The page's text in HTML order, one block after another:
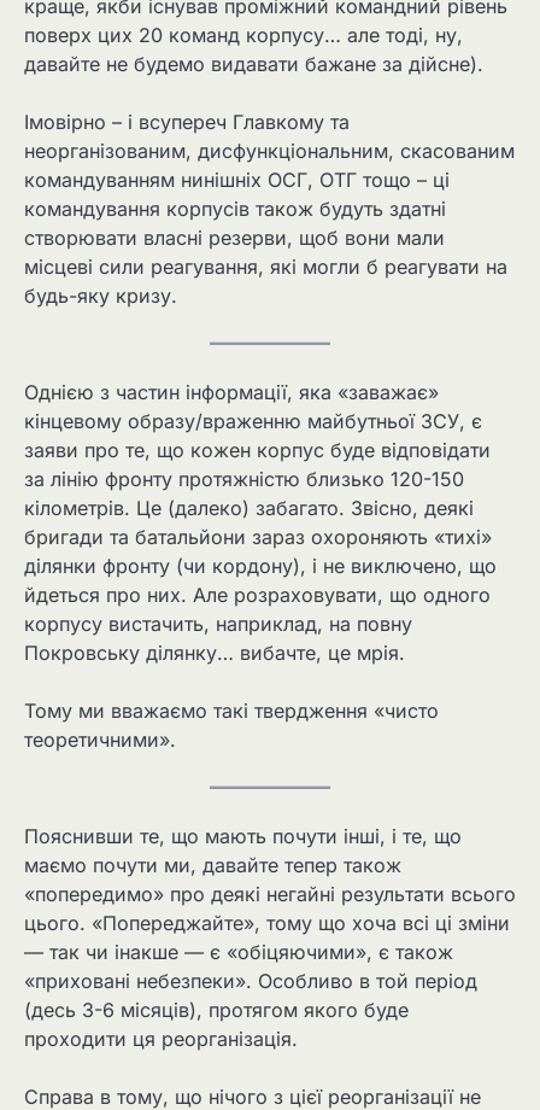
краще, якби існував проміжний командний рівень
поверх цих 20 команд корпусу… але тоді, ну,
давайте не будемо видавати бажане за дійсне).
Імовірно – і всупереч Главкому та
неорганізованим, дисфункціональним, скасованим
командуванням нинішніх ОСГ, ОТГ тощо – ці
командування корпусів також будуть здатні
створювати власні резерви, щоб вони мали
місцеві сили реагування, які могли б реагувати на
будь-яку кризу.
Однією з частин інформації, яка «заважає»
кінцевому образу/враженню майбутньої ЗСУ, є
заяви про те, що кожен корпус буде відповідати
за лінію фронту протяжністю близько 120-150
кілометрів. Це (далеко) забагато. Звісно, ​​деякі
бригади та батальйони зараз охороняють «тихі»
ділянки фронту (чи кордону), і не виключено, що
йдеться про них. Але розраховувати, що одного
корпусу вистачить, наприклад, на повну
Покровську ділянку… вибачте, це мрія.
Тому ми вважаємо такі твердження «чисто
теоретичними».
Пояснивши те, що мають почути інші, і те, що
маємо почути ми, давайте тепер також
«попередимо» про деякі негайні результати всього
цього. «Попереджайте», тому що хоча всі ці зміни
— так чи інакше — є «обіцяючими», є також
«приховані небезпеки». Особливо в той період
(десь 3-6 місяців), протягом якого буде
проходити ця реорганізація.
Справа в тому, що нічого з цієї реорганізації не